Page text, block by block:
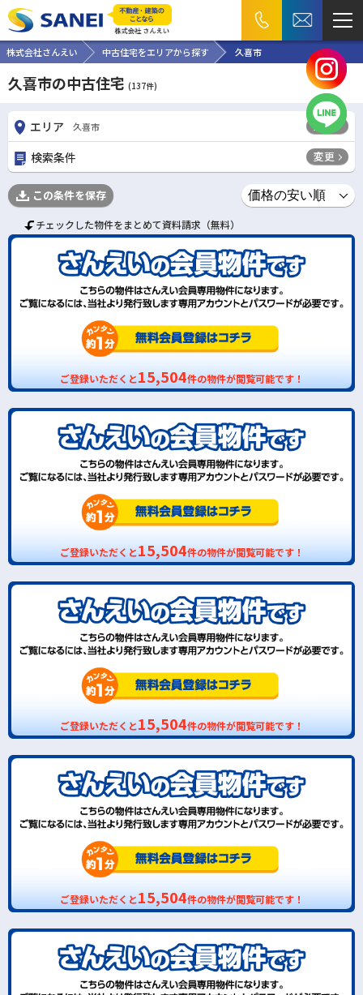
株式会社さんえい 中古住宅をエリアから探す 久喜市
久喜市の中古住宅 (137件)
エリア 久喜市 変更
検索条件 変更
この条件を保存
チェックした物件をまとめて資料請求（無料）
ご登録いただくと15,504件の物件が閲覧可能です！
ご登録いただくと15,504件の物件が閲覧可能です！
ご登録いただくと15,504件の物件が閲覧可能です！
ご登録いただくと15,504件の物件が閲覧可能です！